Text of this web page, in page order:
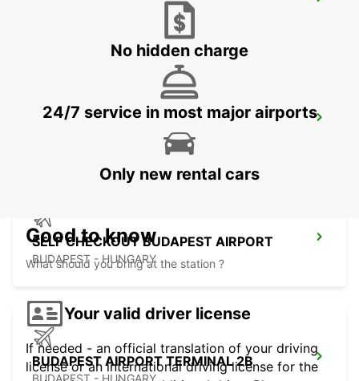
BUDAPEST SZENTLORINCI
SELF CHECKOUT BUDAPEST AIRPORT
BUDAPEST - HUNGARY
BUDAPEST AIRPORT TERMINAL 2B
No hidden charge
24/7 service in most major airports
Only new rental cars
Good to know
What should you bring at the station ?
Your valid driver license
If needed - an official translation of your driving
license or an international driving license for the